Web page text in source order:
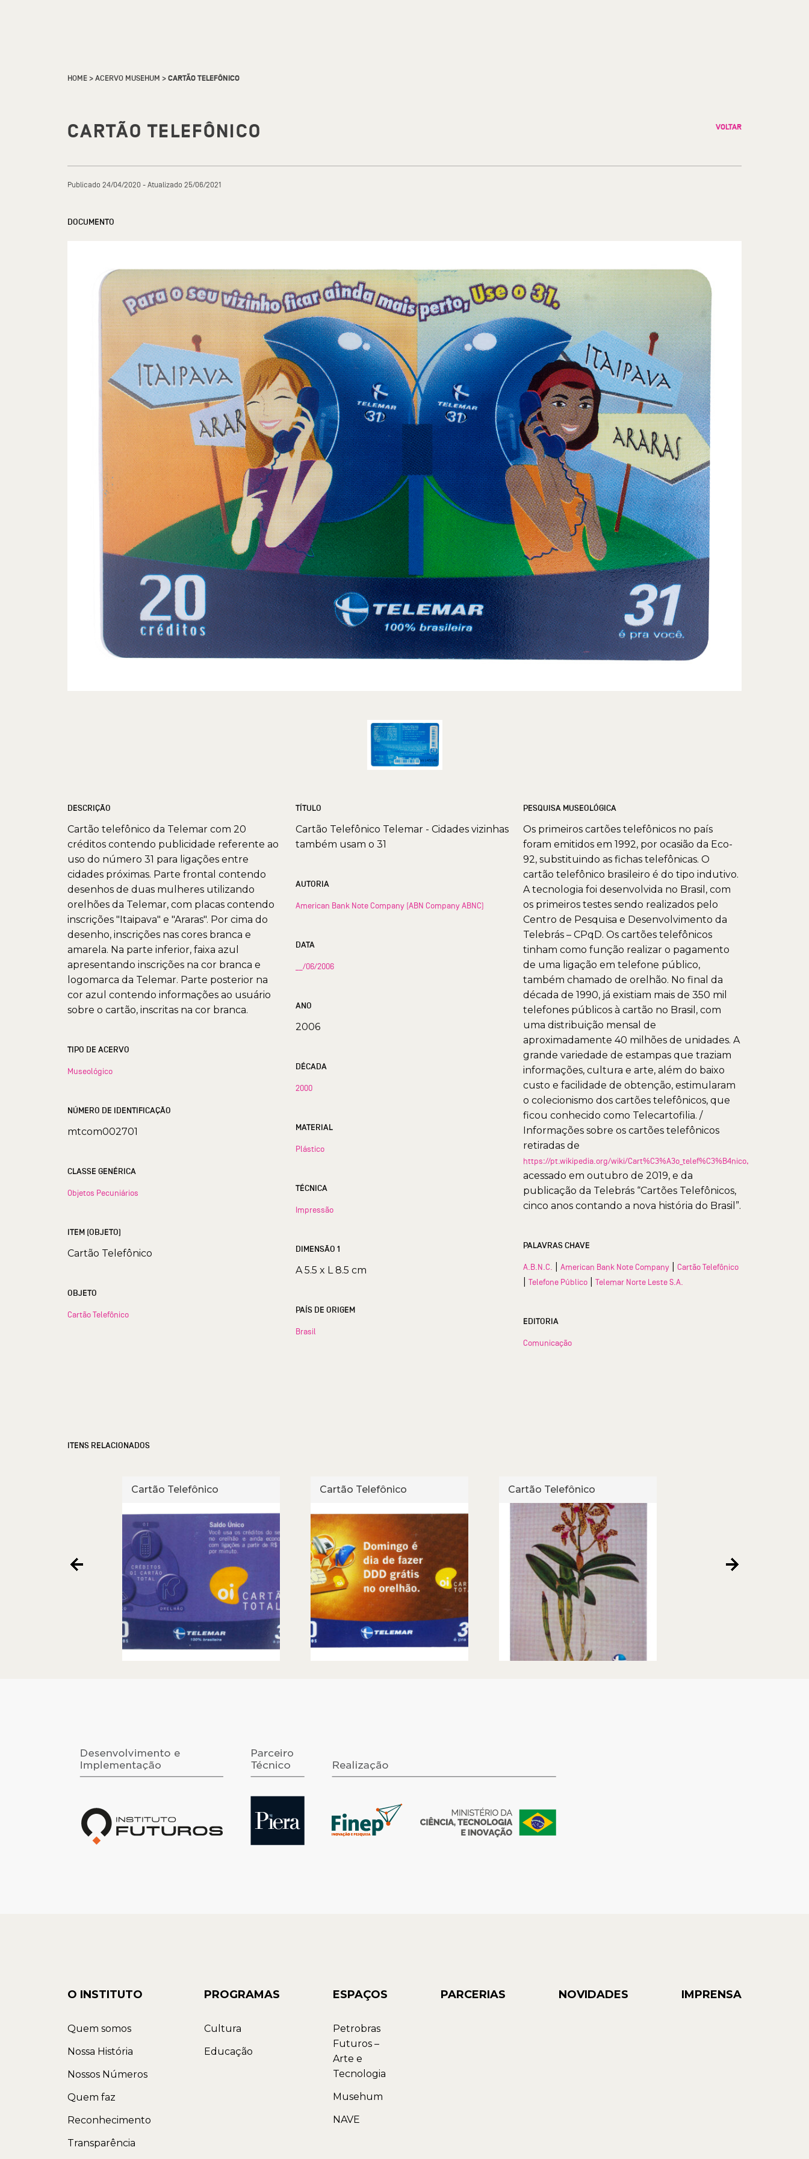
HOME>ACERVO MUSEHUM >CARTÃO TELEFÔNICO
CARTÃO TELEFÔNICO VOLTAR
Publicado 24/04/2020 - Atualizado 25/06/2021
DOCUMENTO
DESCRIÇÃO
Cartão telefônico da Telemar com 20
créditos contendo publicidade referente ao
uso do número 31 para ligações entre
cidades próximas. Parte frontal contendo
desenhos de duas mulheres utilizando
orelhões da Telemar, com placas contendo
inscrições "Itaipava" e "Araras". Por cima do
desenho, inscrições nas cores branca e
amarela. Na parte inferior, faixa azul
apresentando inscrições na cor branca e
logomarca da Telemar. Parte posterior na
cor azul contendo informações ao usuário
sobre o cartão, inscritas na cor branca.
TIPO DE ACERVO
Museológico
NÚMERO DE IDENTIFICAÇÃO
mtcom002701
CLASSE GENÉRICA
Objetos Pecuniários
ITEM (OBJETO)
Cartão Telefônico
OBJETO
Cartão Telefônico
TÍTULO
Cartão Telefônico Telemar - Cidades vizinhas
também usam o 31
AUTORIA
American Bank Note Company (ABN Company ABNC)
DATA
__/06/2006
ANO
2006
DÉCADA
2000
MATERIAL
Plástico
TÉCNICA
Impressão
DIMENSÃO 1
A 5.5 x L 8.5 cm
PAÍS DE ORIGEM
Brasil
PESQUISA MUSEOLÓGICA
Os primeiros cartões telefônicos no país
foram emitidos em 1992, por ocasião da Eco-
92, substituindo as fichas telefônicas. O
cartão telefônico brasileiro é do tipo indutivo.
A tecnologia foi desenvolvida no Brasil, com
os primeiros testes sendo realizados pelo
Centro de Pesquisa e Desenvolvimento da
Telebrás – CPqD. Os cartões telefônicos
tinham como função realizar o pagamento
de uma ligação em telefone público,
também chamado de orelhão. No final da
década de 1990, já existiam mais de 350 mil
telefones públicos à cartão no Brasil, com
uma distribuição mensal de
aproximadamente 40 milhões de unidades. A
grande variedade de estampas que traziam
informações, cultura e arte, além do baixo
custo e facilidade de obtenção, estimularam
o colecionismo dos cartões telefônicos, que
ficou conhecido como Telecartofilia. /
Informações sobre os cartões telefônicos
retiradas de
https://pt.wikipedia.org/wiki/Cart%C3%A3o_telef%C3%B4nico,
acessado em outubro de 2019, e da
publicação da Telebrás “Cartões Telefônicos,
cinco anos contando a nova história do Brasil”.
PALAVRAS CHAVE
A.B.N.C. |American Bank Note Company |Cartão Telefônico
|Telefone Público |Telemar Norte Leste S.A.
EDITORIA
Comunicação
ITENS RELACIONADOS
Cartão Telefônico Cartão Telefônico Cartão Telefônico
O INSTITUTO
Quem somos
Nossa História
Nossos Números
Quem faz
Reconhecimento
Transparência
PROGRAMAS
Cultura
Educação
ESPAÇOS
Petrobras
Futuros –
Arte e
Tecnologia
Musehum
NAVE
PARCERIAS NOVIDADES IMPRENSA